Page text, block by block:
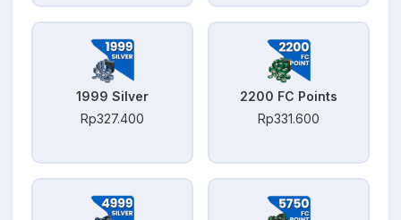
1999 Silver
Rp327.400
2200 FC Points
Rp331.600